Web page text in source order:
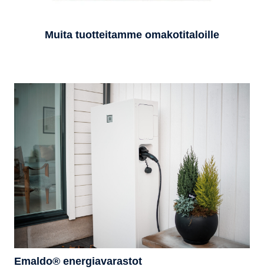
Muita tuotteitamme omakotitaloille
Emaldo® energiavarastot